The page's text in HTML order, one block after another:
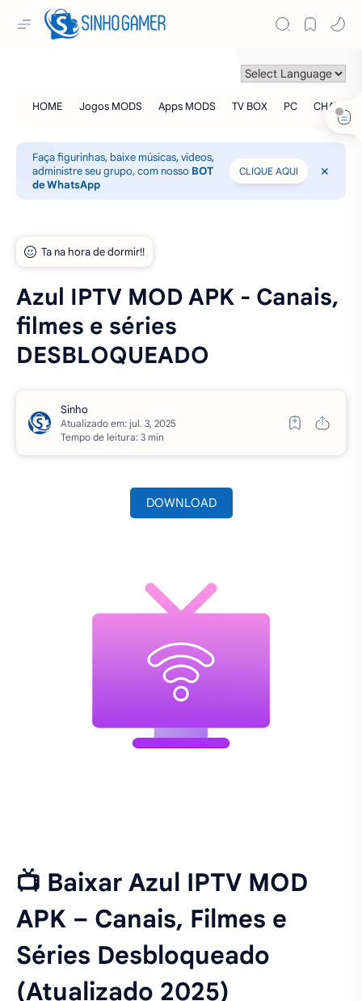
Faça figurinhas, baixe músicas, vídeos,
administre seu grupo, com nosso BOT
de WhatsApp
CLIQUE AQUI
Azul IPTV MOD APK - Canais,
filmes e séries
DESBLOQUEADO
Atualizado em:
Tempo de leitura: 3 min
DOWNLOAD
📺 Baixar Azul IPTV MOD
APK – Canais, Filmes e
Séries Desbloqueado
(Atualizado 2025)